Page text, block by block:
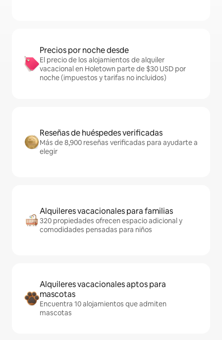
Precios por noche desde
El precio de los alojamientos de alquiler
vacacional en Holetown parte de $30 USD por
noche (impuestos y tarifas no incluidos)
Reseñas de huéspedes verificadas
Más de 8,900 reseñas verificadas para ayudarte a
elegir
Alquileres vacacionales para familias
320 propiedades ofrecen espacio adicional y
comodidades pensadas para niños
Alquileres vacacionales aptos para
mascotas
Encuentra 10 alojamientos que admiten
mascotas